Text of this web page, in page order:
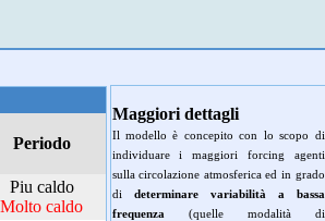
Periodo
Piu caldo
Molto caldo
Maggiori dettagli
Il modello è concepito con lo scopo di
individuare i maggiori forcing agenti
sulla circolazione atmosferica ed in grado
di determinare variabilità a bassa
frequenza